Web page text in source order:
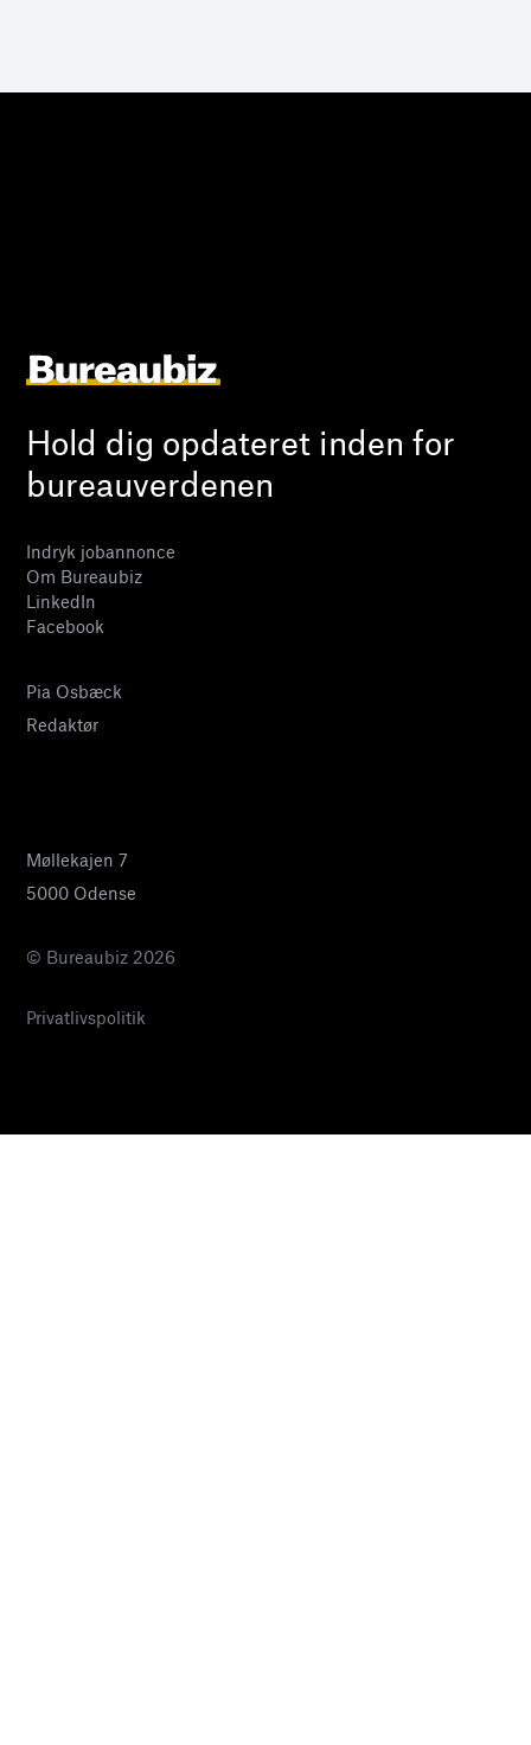
Hold dig opdateret inden for
bureauverdenen
Indryk jobannonce
Om Bureaubiz
LinkedIn
Facebook
Pia Osbæck
Redaktør
Møllekajen 7
5000 Odense
© Bureaubiz 2026
Privatlivspolitik